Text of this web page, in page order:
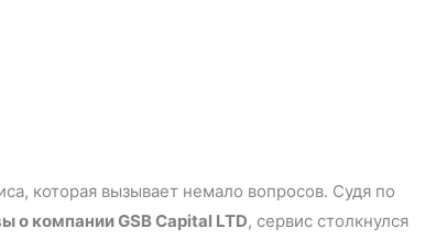
которая вызывает немало вопросов. Судя по
о компании GSB Capital LTD, сервис столкнулся